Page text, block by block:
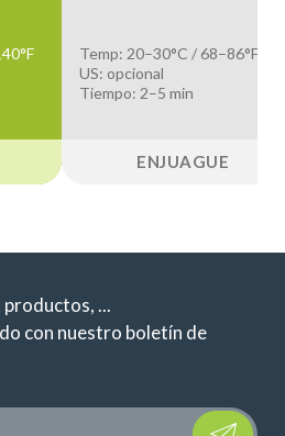
Temp: 20–30°C / 68–86°F
US: opcional
Tiempo: 2–5 min
ENJUAGUE
...
con nuestro boletín de
Please